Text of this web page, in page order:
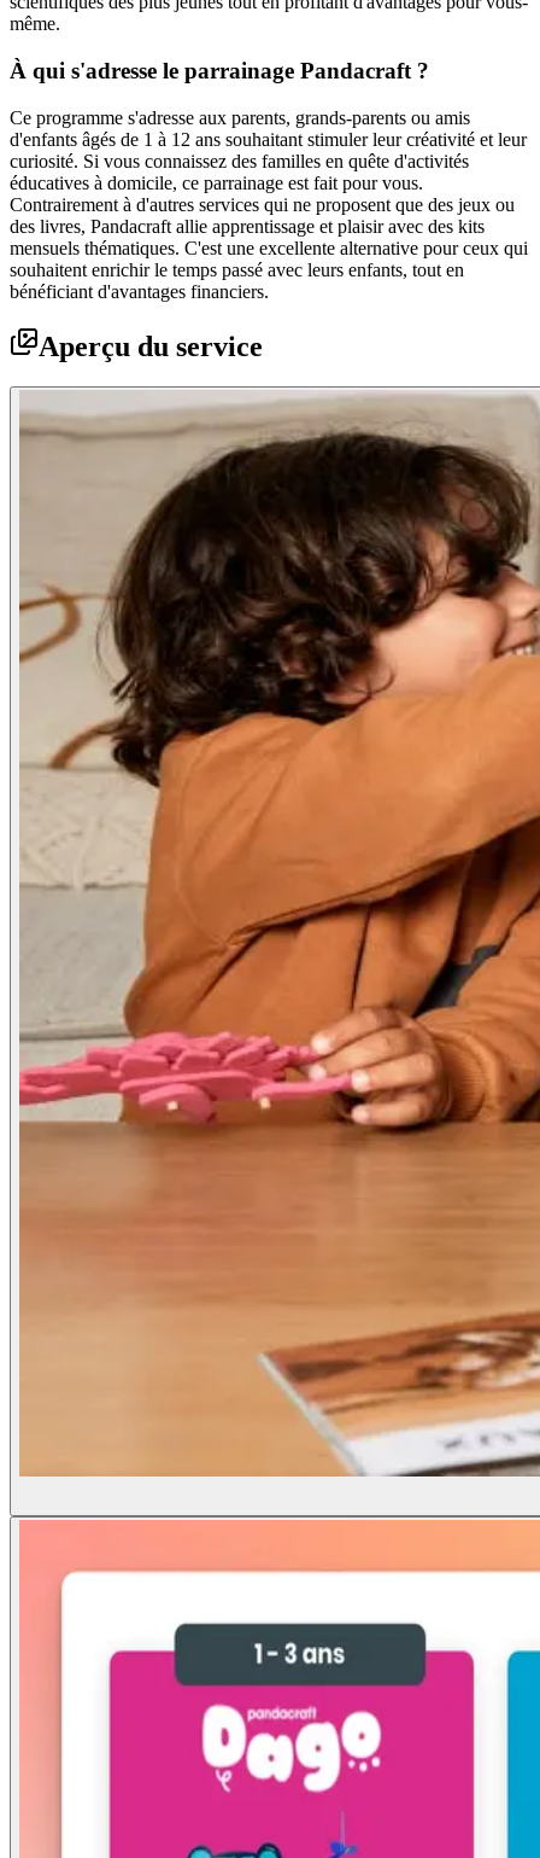
même.
À qui s'adresse le parrainage Pandacraft ?
Ce programme s'adresse aux parents, grands-parents ou amis
d'enfants âgés de 1 à 12 ans souhaitant stimuler leur créativité et leur
curiosité. Si vous connaissez des familles en quête d'activités
éducatives à domicile, ce parrainage est fait pour vous.
Contrairement à d'autres services qui ne proposent que des jeux ou
des livres, Pandacraft allie apprentissage et plaisir avec des kits
mensuels thématiques. C'est une excellente alternative pour ceux qui
souhaitent enrichir le temps passé avec leurs enfants, tout en
bénéficiant d'avantages financiers.
Aperçu du service